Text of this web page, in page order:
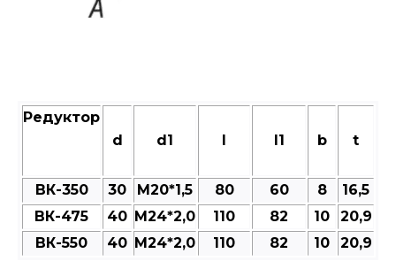
Редуктор
d
d1 l l1 b t
ВК-350 30 М20*1,5 80 60 8
16,5
ВК-475
40 M24*2,0 110 82 10
20,9
ВК-550
40 M24*2,0 110 82 10 20,9